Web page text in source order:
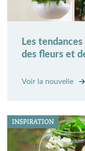
Les
des fleurs et
Voir la nouvelle
INSPIRATION